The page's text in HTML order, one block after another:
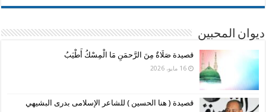
ديوان المحبين
قصيدة صَلَاةٌ مِنَ الرَّحمَنِ مَا الْمِسْكُ أَطْيَبُ
16 مايو، 2026
قصيدة ( هنا الحسين ) للشاعر الإسلامى بدرى البشيهي